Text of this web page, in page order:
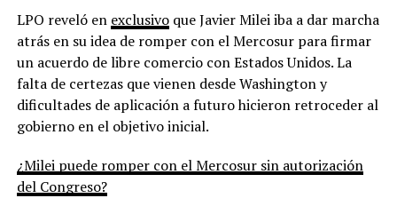
LPO reveló en exclusivoque Javier Milei iba a dar marcha
atrás en su idea de romper con el Mercosur para firmar
un acuerdo de libre comercio con Estados Unidos. La
falta de certezas que vienen desde Washington y
dificultades de aplicación a futuro hicieron retroceder al
gobierno en el objetivo inicial.
¿Milei puede romper con el Mercosur sin autorización
del Congreso?